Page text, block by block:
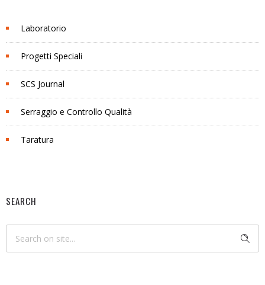
Laboratorio
Progetti Speciali
SCS Journal
Serraggio e Controllo Qualità
Taratura
SEARCH